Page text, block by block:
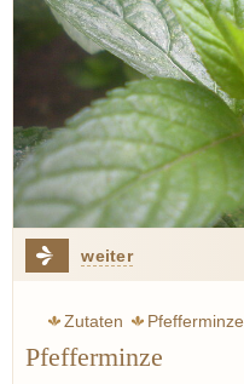
weiter
Zutaten Pfefferminze
Obst
Erdbeere
Pfefferminze